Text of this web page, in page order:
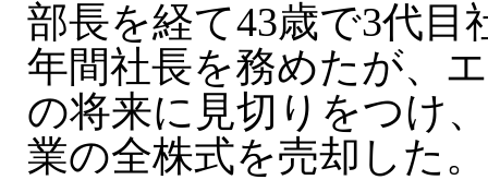
部長を経て43歳で3代目
年間社長を務めたが、
の将来に見切りをつけ
業の全株式を売却した。